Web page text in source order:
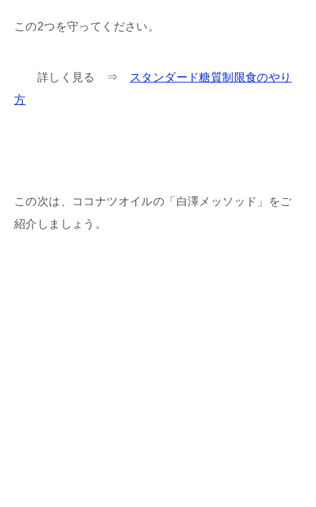
この2つを守ってください。
詳しく見る ⇒
スタンダード糖質制限食のやり
方
この次は、ココナツオイルの「白澤メッソッド」をご
紹介しましょう。